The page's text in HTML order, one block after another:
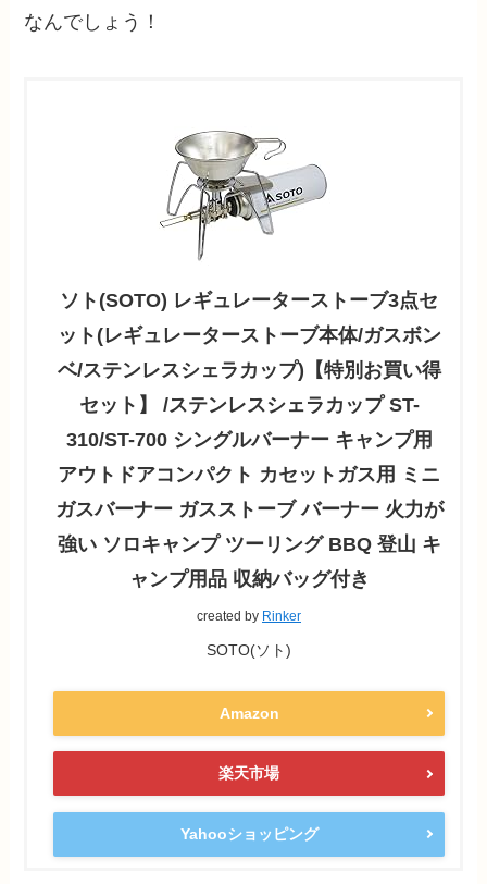
なんでしょう！
ソト(SOTO) レギュレーターストーブ3点セ
ット(レギュレーターストーブ本体/ガスボン
ベ/ステンレスシェラカップ)【特別お買い得
セット】 /ステンレスシェラカップ ST-
310/ST-700 シングルバーナー キャンプ用
アウトドアコンパクト カセットガス用 ミニ
ガスバーナー ガスストーブ バーナー 火力が
強い ソロキャンプ ツーリング BBQ 登山 キ
ャンプ用品 収納バッグ付き
created by Rinker
SOTO(ソト)
Amazon
楽天市場
Yahooショッピング